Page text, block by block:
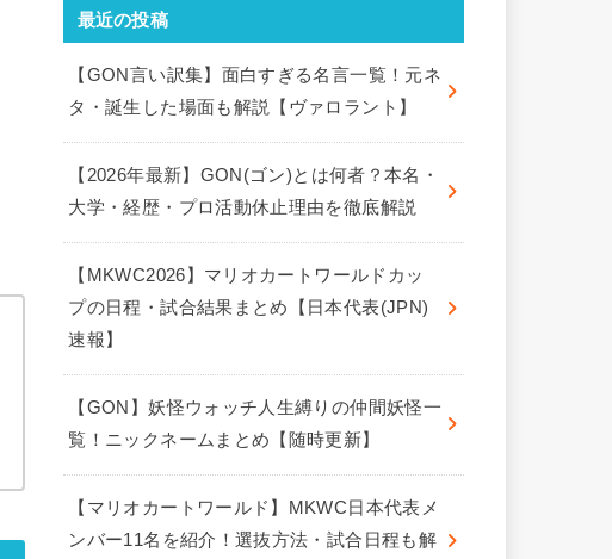
最近の投稿
【GON言い訳集】面白すぎる名言一覧！元ネ
タ・誕生した場面も解説【ヴァロラント】
【2026年最新】GON(ゴン)とは何者？本名・
大学・経歴・プロ活動休止理由を徹底解説
【MKWC2026】マリオカートワールドカッ
プの日程・試合結果まとめ【日本代表(JPN)
速報】
【GON】妖怪ウォッチ人生縛りの仲間妖怪一
覧！ニックネームまとめ【随時更新】
【マリオカートワールド】MKWC日本代表メ
ンバー11名を紹介！選抜方法・試合日程も解